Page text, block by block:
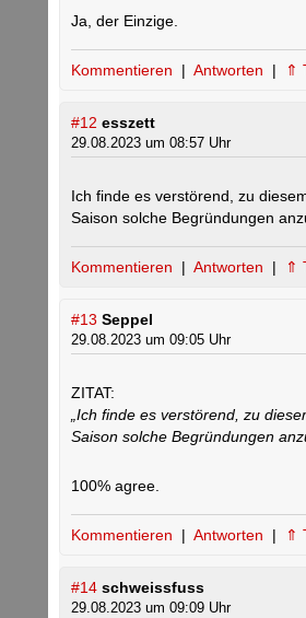
Ja, der Einzige.
Kommentieren | Antworten | ⇑
#12 esszett
29.08.2023 um 08:57 Uhr
Ich finde es verstörend, zu
Saison solche Begründungen
Kommentieren | Antworten | ⇑
#13 Seppel
29.08.2023 um 09:05 Uhr
ZITAT:
„Ich finde es verstörend, zu
Saison solche Begründungen
100% agree.
Kommentieren | Antworten | ⇑
#14 schweissfuss
29.08.2023 um 09:09 Uhr